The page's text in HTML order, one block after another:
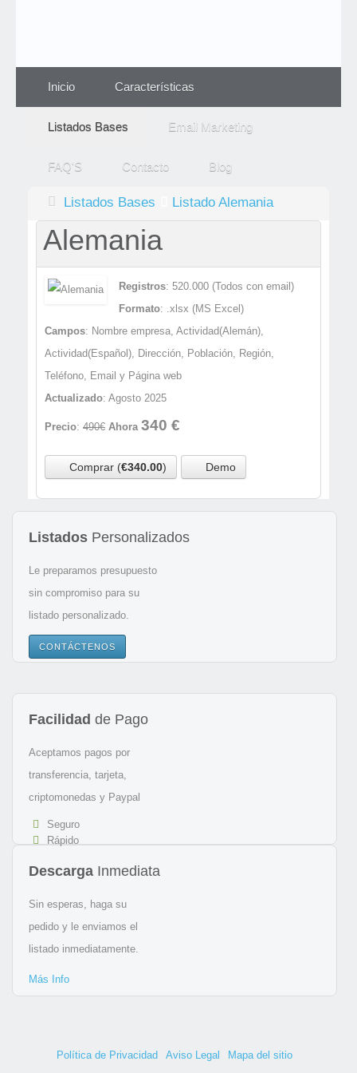
Inicio Características
Listados Bases Email Marketing
FAQ'S Contacto Blog
Listados Bases Listado Alemania
Alemania
Alemania
Registros: 520.000 (Todos con email)
Formato: .xlsx (MS Excel)
Campos: Nombre empresa, Actividad(Alemán),
Actividad(Español), Dirección, Población, Región,
Teléfono, Email y Página web
Actualizado: Agosto 2025
Precio: 490€ Ahora 340 €
Comprar (€340.00) Demo
Listados Personalizados
Le preparamos presupuesto
sin compromiso para su
listado personalizado.
CONTÁCTENOS
Facilidad de Pago
Aceptamos pagos por
transferencia, tarjeta,
criptomonedas y Paypal
Seguro
Rápido
Descarga Inmediata
Sin esperas, haga su
pedido y le enviamos el
listado inmediatamente.
Más Info
Política de Privacidad Aviso Legal
Mapa del sitio